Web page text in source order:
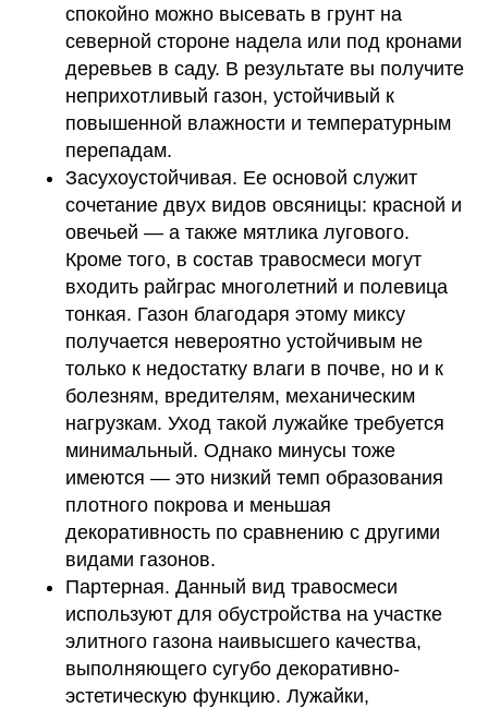
спокойно можно высевать в грунт на
северной стороне надела или под кронами
деревьев в саду. В результате вы получите
неприхотливый газон, устойчивый к
повышенной влажности и температурным
перепадам.
Засухоустойчивая. Ее основой служит
сочетание двух видов овсяницы: красной и
овечьей — а также мятлика лугового.
Кроме того, в состав травосмеси могут
входить райграс многолетний и полевица
тонкая. Газон благодаря этому миксу
получается невероятно устойчивым не
только к недостатку влаги в почве, но и к
болезням, вредителям, механическим
нагрузкам. Уход такой лужайке требуется
минимальный. Однако минусы тоже
имеются — это низкий темп образования
плотного покрова и меньшая
декоративность по сравнению с другими
видами газонов.
Партерная. Данный вид травосмеси
используют для обустройства на участке
элитного газона наивысшего качества,
выполняющего сугубо декоративно-
эстетическую функцию. Лужайки,